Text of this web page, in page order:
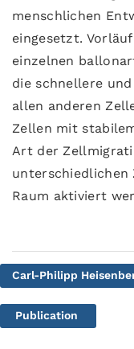
menschlichen
eingesetzt.
einzelnen
die schnellere
allen anderen
Zellen mit
Art der
Raum aktiviert
Carl-Philipp
Publication